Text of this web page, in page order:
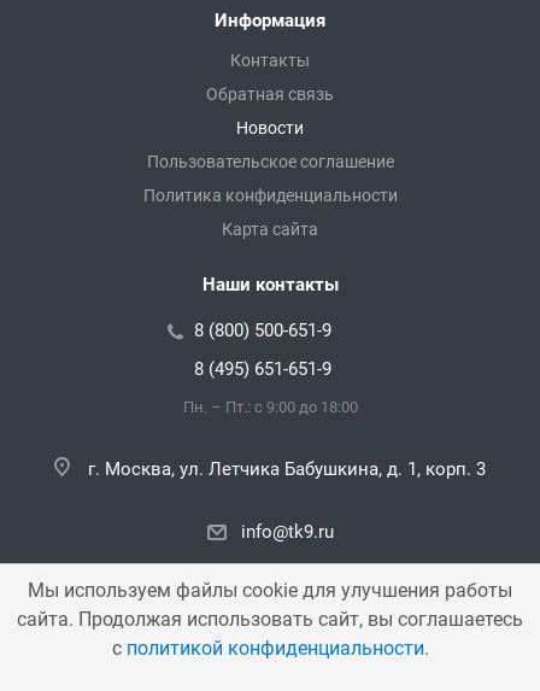
Информация
Контакты
Обратная связь
Новости
Пользовательское соглашение
Политика конфиденциальности
Карта сайта
Наши контакты
8 (800) 500-651-9
8 (495) 651-651-9
Пн. – Пт.: с 9:00 до 18:00
г. Москва, ул. Летчика Бабушкина, д. 1, корп. 3
info@tk9.ru
Copyright © 2000 — 2026 «TK9». Все права защищены.
Мы используем файлы cookie для улучшения работы
сайта. Продолжая использовать сайт, вы соглашаетесь
с политикой конфиденциальности.